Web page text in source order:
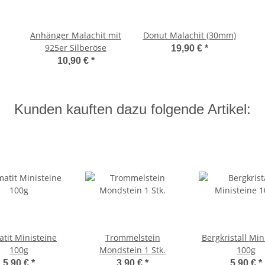
Anhänger Malachit mit
925er Silberöse
10,90 € *
Donut Malachit (30mm)
19,90 € *
Kunden kauften dazu folgende Artikel:
Ministeine
100g
5,90 € *
Trommelstein
Mondstein 1 Stk.
3,90 € *
Bergkristall
100g
5,90 € *